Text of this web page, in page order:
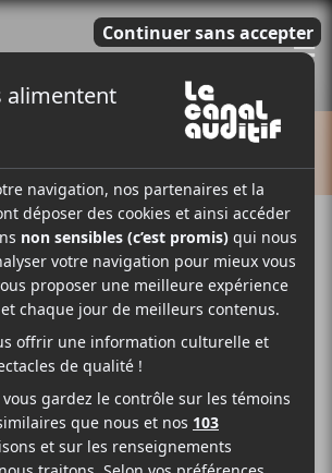
est passé.
de Montréal
6